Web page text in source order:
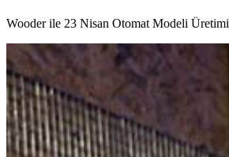
Wooder ile 23 Nisan Otomat Modeli Üretimi